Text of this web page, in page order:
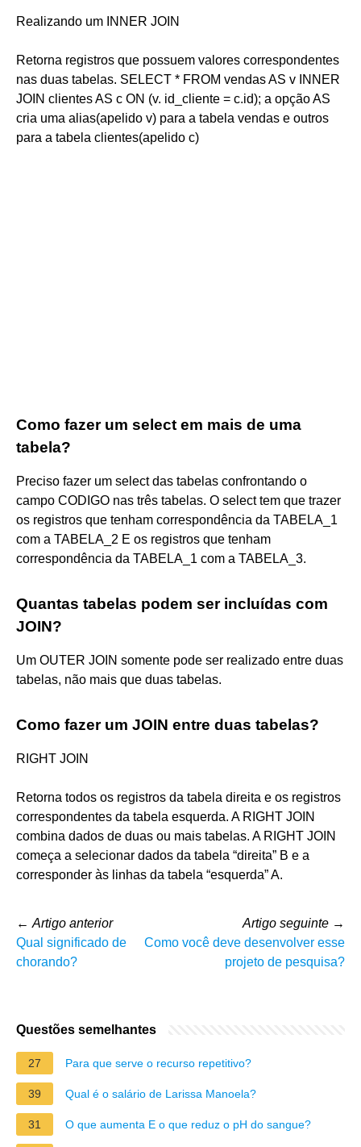
Realizando um INNER JOIN
Retorna registros que possuem valores correspondentes
nas duas tabelas. SELECT * FROM vendas AS v INNER
JOIN clientes AS c ON (v. id_cliente = c.id); a opção AS
cria uma alias(apelido v) para a tabela vendas e outros
para a tabela clientes(apelido c)
Como fazer um select em mais de uma
tabela?
Preciso fazer um select das tabelas confrontando o
campo CODIGO nas três tabelas. O select tem que trazer
os registros que tenham correspondência da TABELA_1
com a TABELA_2 E os registros que tenham
correspondência da TABELA_1 com a TABELA_3.
Quantas tabelas podem ser incluídas com
JOIN?
Um OUTER JOIN somente pode ser realizado entre duas
tabelas, não mais que duas tabelas.
Como fazer um JOIN entre duas tabelas?
RIGHT JOIN
Retorna todos os registros da tabela direita e os registros
correspondentes da tabela esquerda. A RIGHT JOIN
combina dados de duas ou mais tabelas. A RIGHT JOIN
começa a selecionar dados da tabela “direita” B e a
corresponder às linhas da tabela “esquerda” A.
← Artigo anterior
Qual significado de
chorando?
Artigo seguinte →
Como você deve desenvolver esse
projeto de pesquisa?
Questões semelhantes
27 Para que serve o recurso repetitivo?
39 Qual é o salário de Larissa Manoela?
31 O que aumenta E o que reduz o pH do sangue?